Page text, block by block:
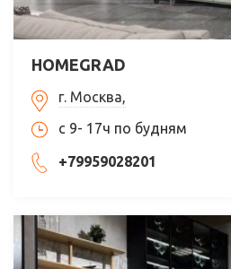
HOMEGRAD
г. Москва,
c 9- 17ч по будням
+79959028201